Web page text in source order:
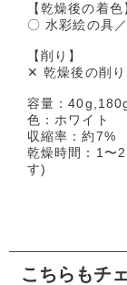
【乾燥後の着色
〇 水彩絵の具
【削り】
✕ 乾燥後の削り
容量：
色：ホワイト
収縮率：約7%
乾燥時間：1〜
す)
こちらもチ